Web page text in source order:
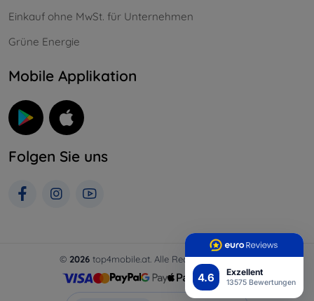
4.6 Exzellent
13575 Bewertungen
Einkauf ohne MwSt. für Unternehmen
Grüne Energie
Mobile Applikation
Folgen Sie uns
© 2026top4mobile.at. Alle Rechte vorbehalten.